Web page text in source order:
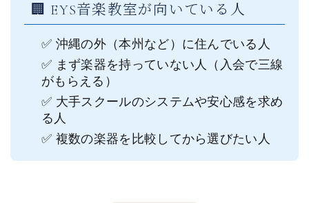
🏢 EYS音楽教室が向いている人
✅ 沖縄の外（本州など）に住んでいる人
✅ まず楽器を持っていない人（入会で三線
がもらえる）
✅ 大手スクールのシステムや安心感を求め
る人
✅ 複数の楽器を比較してから選びたい人